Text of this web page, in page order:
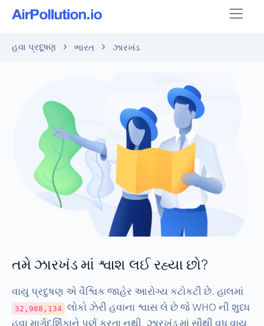
હવા પ્રદૂષણ ભારત ઝારખંડ
તમે ઝારખંડ માં શ્વાશ લઈ રહ્યા છો?
વાયુ પ્રદુષણ એ વૈશ્વિક જાહેર આરોગ્ય કટોકટી છે. હાલમાં
32,988,134
લોકો ઝેરી હવાના શ્વાસ લે છે જે WHO ની શુધ્ધ
હવા માર્ગદર્શિકાને પૂર્ણ કરતા નથી. ઝારખંડ માં સૌથી વધુ વાયુ